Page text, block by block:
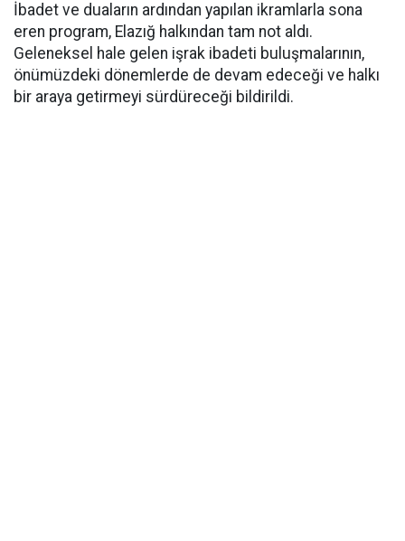
İbadet ve duaların ardından yapılan ikramlarla sona
eren program, Elazığ halkından tam not aldı.
Geleneksel hale gelen işrak ibadeti buluşmalarının,
önümüzdeki dönemlerde de devam edeceği ve halkı
bir araya getirmeyi sürdüreceği bildirildi.